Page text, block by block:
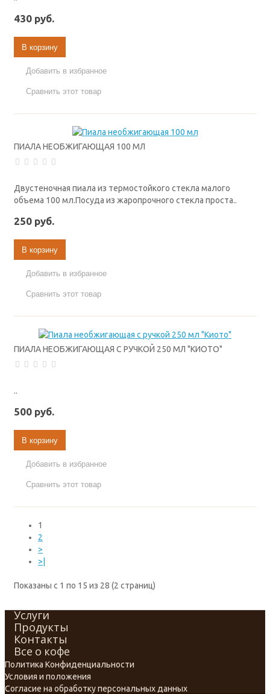
430 руб.
В корзину
Добавить в избранное
Сравнить этот товар
ПИАЛА НЕОБЖИГАЮЩАЯ 100 МЛ
Двустеночная пиала из термостойкого стекла малого
объема 100 мл.Посуда из жаропрочного стекла проста..
250 руб.
В корзину
Добавить в избранное
Сравнить этот товар
ПИАЛА НЕОБЖИГАЮЩАЯ С РУЧКОЙ 250 МЛ "КИОТО"
..
500 руб.
В корзину
Добавить в избранное
Сравнить этот товар
1
2
>
>|
Показаны с 1 по 15 из 28 (2 страниц)
Услуги
Продукты
Контакты
Все о кофе
Политика Конфиденциальности
Условия и положения
Cогласие на обработку персональных данных